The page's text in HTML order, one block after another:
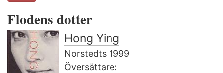
Flodens dotter
Hong Ying
Norstedts 1999
Översättare: